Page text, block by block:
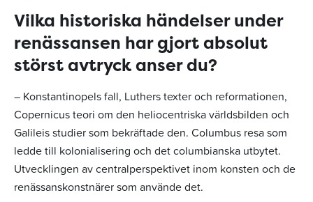
Vilka historiska händelser under
renässansen har gjort absolut
störst avtryck anser du?
– Konstantinopels fall, Luthers texter och reformationen,
Copernicus teori om den heliocentriska världsbilden och
Galileis studier som bekräftade den. Columbus resa som
ledde till kolonialisering och det columbianska utbytet.
Utvecklingen av centralperspektivet inom konsten och de
renässanskonstnärer som använde det.